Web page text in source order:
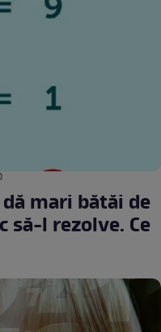
mari bătăi de
să-l rezolve. Ce